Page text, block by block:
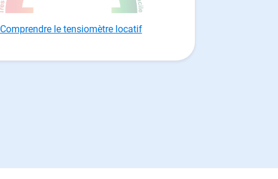
Comprendre le tensiomètre locatif